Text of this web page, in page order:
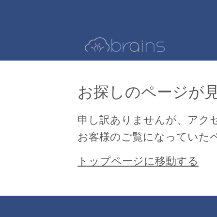
お探しのページが
申し訳ありませんが、アク
お客様のご覧になっていた
トップページに移動する